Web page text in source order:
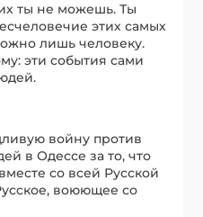
ты не можешь. Ты
этих самых
лишь человеку.
эти события сами
войну против
в Одессе за то, что
со всей Русской
воюющее со